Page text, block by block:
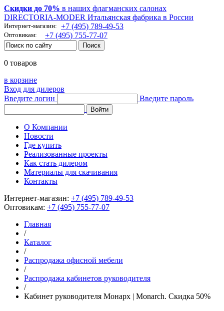
Скидки до 70% в наших флагманских салонах
DIRECTORIA-MODER Итальянская фабрика в России
Интернет-магазин: +7 (495) 789-49-53
Оптовикам: +7 (495) 755-77-07
0 товаров
в корзине
Вход для дилеров
Введите логин
Введите пароль
О Компании
Новости
Где купить
Реализованные проекты
Как стать дилером
Материалы для скачивания
Контакты
Интернет-магазин: +7 (495) 789-49-53
Оптовикам: +7 (495) 755-77-07
Главная
/
Каталог
/
Распродажа офисной мебели
/
Распродажа кабинетов руководителя
/
Кабинет руководителя Монарх | Monarch. Скидка 50%